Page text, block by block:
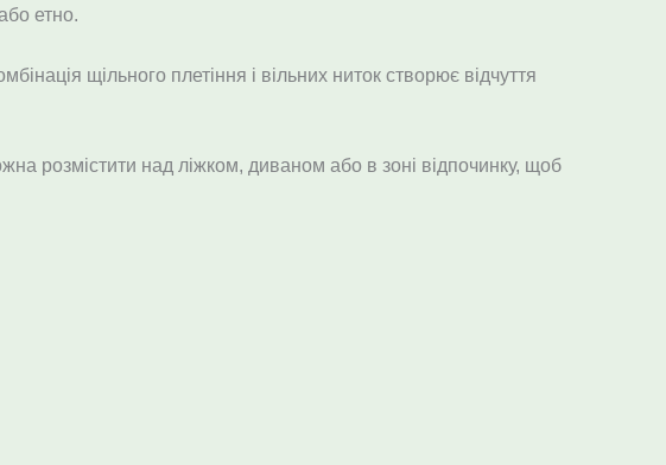
етно.
щільного плетіння і вільних ниток створює відчуття
розмістити над ліжком, диваном або в зоні відпочинку, щоб